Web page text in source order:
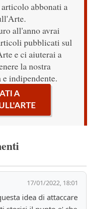
abbonati a
all'anno avrai
pubblicati sul
e ci aiuterai a
la nostra
indipendente.
A
17/01/2022, 18:01
idea di attaccare